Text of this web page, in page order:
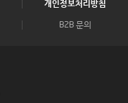
개인정보처리방침
B2B 문의